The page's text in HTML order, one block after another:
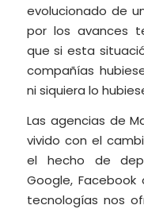
evolucionado de
por los avances
que si esta
compañías
ni siquiera lo
Las agencias de
vivido con el
el hecho de
Google,
tecnologías nos